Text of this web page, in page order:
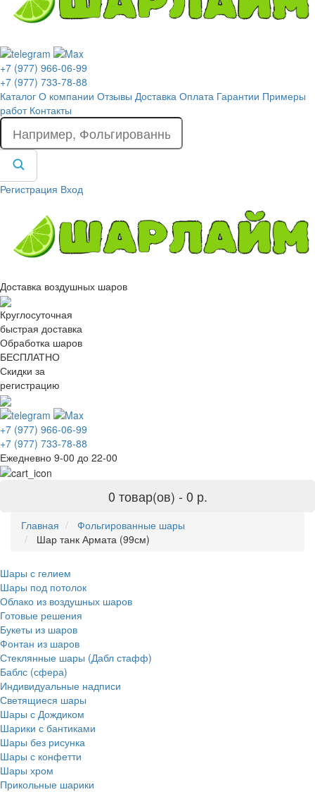
+7 (977) 966-06-99
+7 (977) 733-78-88
Каталог О компании Отзывы Доставка Оплата Гарантии Примеры
работ Контакты
Регистрация Вход
Доставка воздушных шаров
Круглосуточная
быстрая доставка
Обработка шаров
БЕСПЛАТНО
Скидки за
регистрацию
+7 (977) 966-06-99
+7 (977) 733-78-88
Ежедневно 9-00 до 22-00
0 товар(ов) - 0 р.
Главная
Фольгированные шары
Шар танк Армата (99см)
Шары с гелием
Шары под потолок
Облако из воздушных шаров
Готовые решения
Букеты из шаров
Фонтан из шаров
Стеклянные шары (Дабл стафф)
Баблс (сфера)
Индивидуальные надписи
Светящиеся шары
Шары с Дождиком
Шарики с бантиками
Шары без рисунка
Шары с конфетти
Шары хром
Прикольные шарики